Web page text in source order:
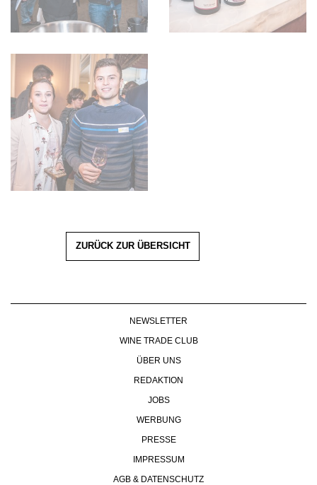
ZURÜCK ZUR ÜBERSICHT
NEWSLETTER
WINE TRADE CLUB
ÜBER UNS
REDAKTION
JOBS
WERBUNG
PRESSE
IMPRESSUM
AGB & DATENSCHUTZ